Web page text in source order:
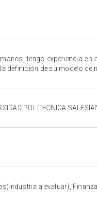
tengo experiencia en
definición de su modelo de
POLITECNICA
a evaluar),